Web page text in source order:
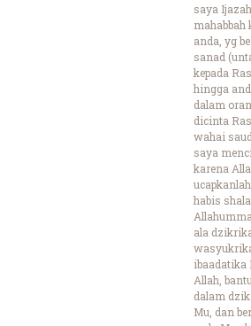
saya
mahabbah
anda, yg
sanad
kepada
hingga
dalam
dicinta
wahai
saya
karena
habis
ala
ibaadatika
Allah,
dalam
Mu, dan